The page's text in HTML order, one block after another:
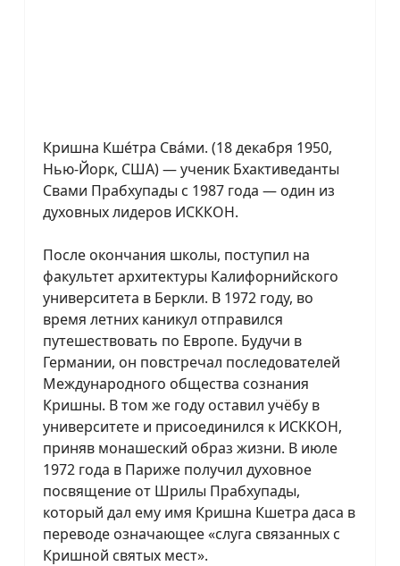
Кришна Кше́тра Сва́ми. (18 декабря 1950,
Нью-Йорк, США) — ученик Бхактиведанты
Свами Прабхупады с 1987 года — один из
духовных лидеров ИСККОН.
После окончания школы, поступил на
факультет архитектуры Калифорнийского
университета в Беркли. В 1972 году, во
время летних каникул отправился
путешествовать по Европе. Будучи в
Германии, он повстречал последователей
Международного общества сознания
Кришны. В том же году оставил учёбу в
университете и присоединился к ИСККОН,
приняв монашеский образ жизни. В июле
1972 года в Париже получил духовное
посвящение от Шрилы Прабхупады,
который дал ему имя Кришна Кшетра даса в
переводе означающее «слуга связанных с
Кришной святых мест».